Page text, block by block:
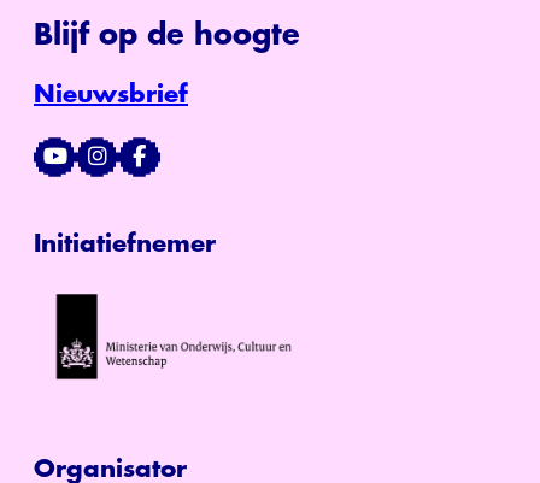
Blijf op de hoogte
Nieuwsbrief
Initiatiefnemer
Organisator